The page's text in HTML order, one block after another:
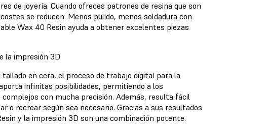
de joyería. Cuando ofreces patrones de resina que son
se reducen. Menos pulido, menos soldadura con
Wax 40 Resin ayuda a obtener excelentes piezas
la impresión 3D
en cera, el proceso de trabajo digital para la
infinitas posibilidades, permitiendo a los
con mucha precisión. Además, resulta fácil
o recrear según sea necesario. Gracias a sus resultados
y la impresión 3D son una combinación potente.